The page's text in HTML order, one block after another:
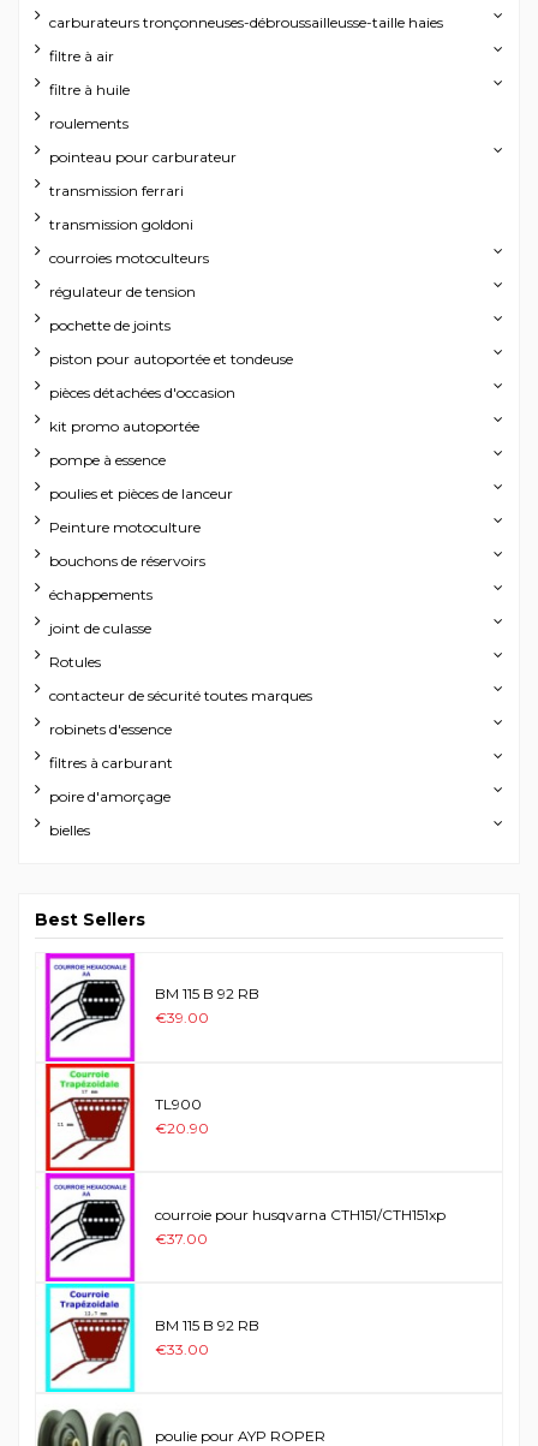
carburateurs tronçonneuses-débroussailleusse-taille haies
filtre à air
filtre à huile
roulements
pointeau pour carburateur
transmission ferrari
transmission goldoni
courroies motoculteurs
régulateur de tension
pochette de joints
piston pour autoportée et tondeuse
pièces détachées d'occasion
kit promo autoportée
pompe à essence
poulies et pièces de lanceur
Peinture motoculture
bouchons de réservoirs
échappements
joint de culasse
Rotules
contacteur de sécurité toutes marques
robinets d'essence
filtres à carburant
poire d'amorçage
bielles
Best Sellers
BM 115 B 92 RB
€39.00
TL900
€20.90
courroie pour husqvarna CTH151/CTH151xp
€37.00
BM 115 B 92 RB
€33.00
poulie pour AYP ROPER